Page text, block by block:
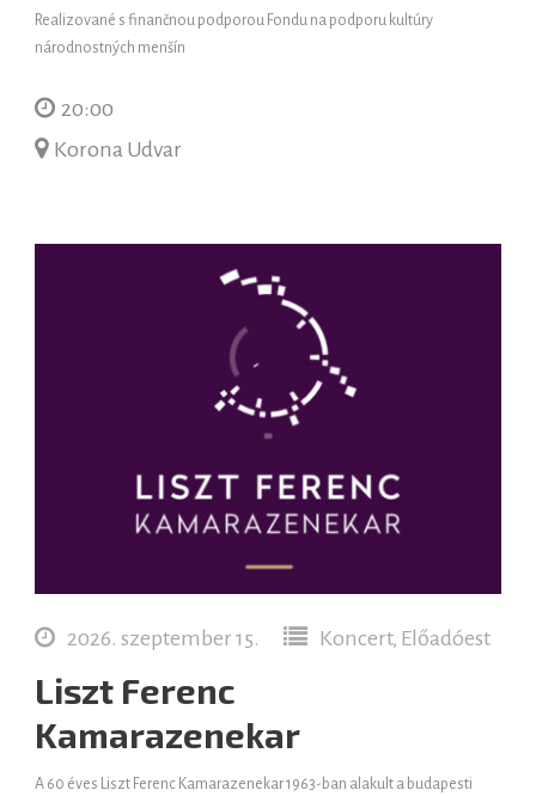
Realizované s finančnou podporou Fondu na podporu kultúry
národnostných menšín
20:00
Korona Udvar
2026. szeptember 15. Koncert, Előadóest
Liszt Ferenc
Kamarazenekar
A 60 éves Liszt Ferenc Kamarazenekar 1963-ban alakult a budapesti